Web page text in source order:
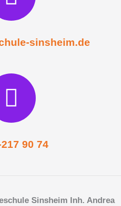
sinsheim.de
90 74
Sinsheim Inh. Andrea